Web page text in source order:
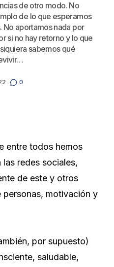
de otro modo. No
de lo que esperamos
No aportamos nada por
si no hay retorno y lo que
sabemos qué
0
entre todos hemos
redes sociales,
de este y otros
motivación y
por supuesto)
saludable,